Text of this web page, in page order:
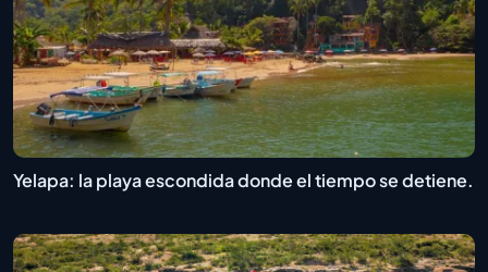
Yelapa: la playa escondida donde el tiempo se detiene.